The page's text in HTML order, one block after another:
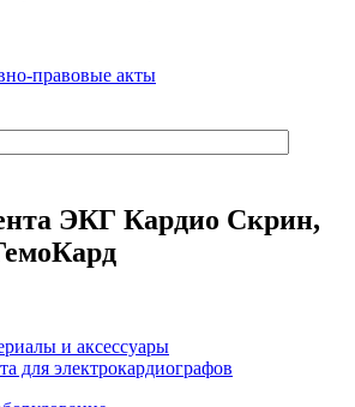
правовые акты
ЭКГ Кардио Скрин,
и аксессуары
для электрокардиографов